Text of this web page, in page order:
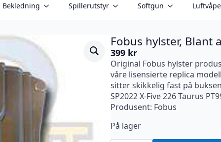
Bekledning Spillerutstyr Softgun
Fobus hylster, Blant
399 kr
Original Fobus hylster
våre lisensierte replica
sitter skikkelig fast på
SP2022 X-Five 226 Taurus
Produsent: Fobus
På lager